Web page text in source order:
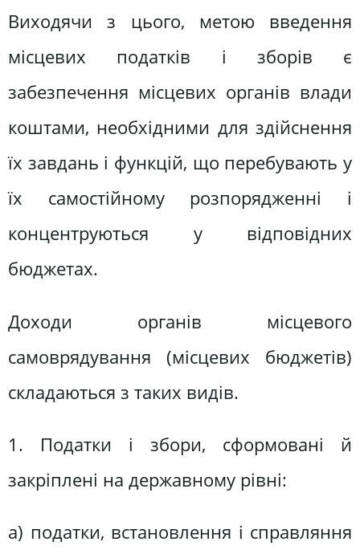
Виходячи з цього, метою введення
місцевих податків і зборів є
забезпечення місцевих органів влади
коштами, необхідними для здійснення
їх завдань і функцій, що перебувають у
їх самостійному розпорядженні і
концентруються у відповідних
бюджетах.
Доходи органів місцевого
самоврядування (місцевих бюджетів)
складаються з таких видів.
1. Податки і збори, сформовані й
закріплені на державному рівні:
а) податки, встановлення і справляння